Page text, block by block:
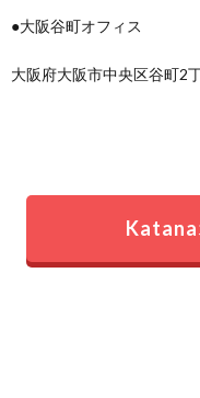
●大阪谷町オフィス
大阪府大阪市中央区谷町2
Katana